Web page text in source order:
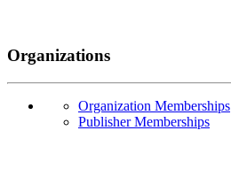
Organizations
Organization Memberships
Publisher Memberships